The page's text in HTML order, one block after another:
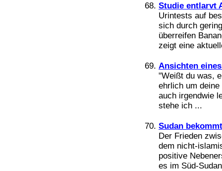
Studie entlarvt
Urintests auf
sich durch
überreifen
zeigt eine
Ansichten
"Weißt du was,
ehrlich um
auch irgendwie
stehe ich ...
Sudan
Der Frieden
dem nicht-
positive
es im Süd-